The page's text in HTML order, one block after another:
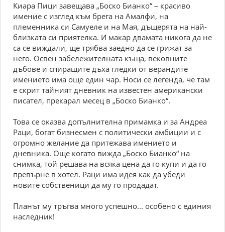
Киара Пици завещава „Боско Бианко“ – красиво
имение с изглед към брега на Амалфи, на
племенника си Самуеле и на Мая, дъщерята на най-
близката си приятелка. И макар двамата никога да не
са се виждали, ще трябва заедно да се грижат за
него. Освен забележителната къща, вековните
дъбове и спиращите дъха гледки от верандите
имението има още един чар. Носи се легенда, че там
е скрит тайният дневник на известен американски
писател, прекарал месец в „Боско Бианко“.
Това се оказва допълнителна примамка и за Андреа
Раци, богат бизнесмен с политически амбиции и с
огромно желание да притежава имението и
дневника. Още когато вижда „Боско Бианко“ на
снимка, той решава на всяка цена да го купи и да го
превърне в хотел. Раци има идея как да убеди
новите собственици да му го продадат.
Планът му тръгва много успешно... особено с единия
наследник!